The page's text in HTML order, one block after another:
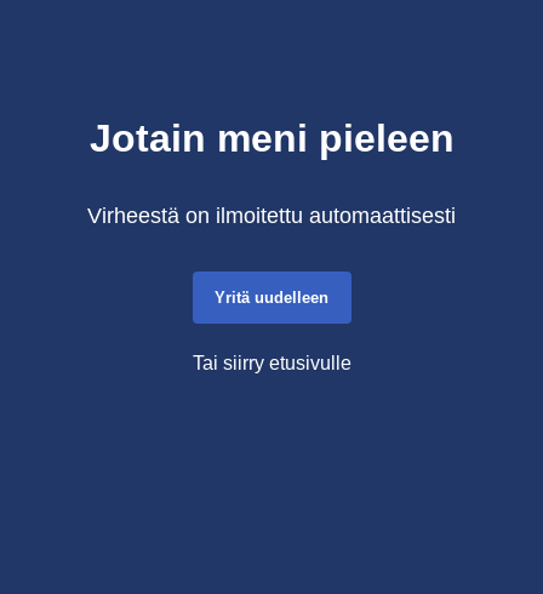
Jotain meni pieleen
Virheestä on ilmoitettu automaattisesti
Yritä uudelleen
Tai siirry etusivulle